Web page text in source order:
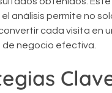
análisis permite no
cada visita en
negocio efectiva.